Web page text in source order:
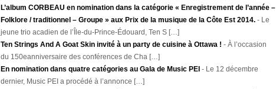
L’album CORBEAU en nomination dans la catégorie « Enregistrement de l’année –
Folklore / traditionnel – Groupe » aux Prix de la musique de la Côte Est 2014. - Le
jeune trio acadien de l’Île-du-Prince-Édouard, Ten S […]
Ten Strings And A Goat Skin invité à un party de cuisine à Ottawa ! - À l’occasion
du 150eanniversaire des conférences de Cha […]
En nomination dans quatre catégories au Gala de Music PEI - Le 12 décembre
dernier, Music PEI a procédé à l’annonce […]